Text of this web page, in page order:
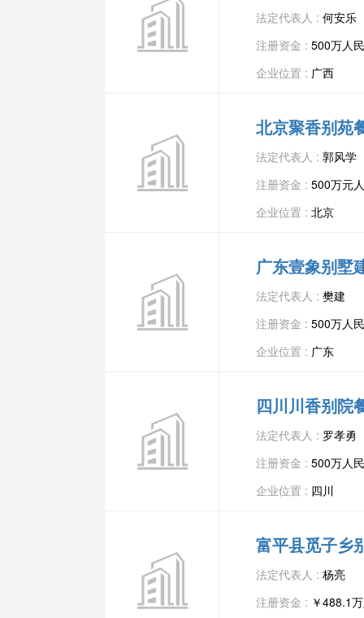
法定代表人 : 何安乐
注册资金 : 500万人
企业位置 : 广西
北京聚香别苑
法定代表人 : 郭风学
注册资金 : 500万元
企业位置 : 北京
广东壹象别墅
法定代表人 : 樊建
注册资金 : 500万人
企业位置 : 广东
四川川香别院
法定代表人 : 罗孝勇
注册资金 : 500万人
企业位置 : 四川
富平县觅子乡
法定代表人 : 杨亮
注册资金 : ￥488.1